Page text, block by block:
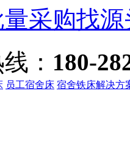
采购找
： 180-
员工宿舍床 宿舍铁床解决方